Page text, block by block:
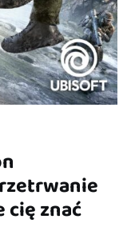
cię znać